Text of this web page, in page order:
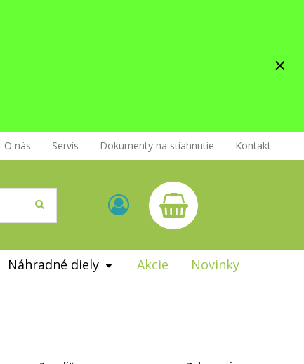
×
O nás Servis Dokumenty na stiahnutie Kontakt
Náhradné diely Akcie Novinky